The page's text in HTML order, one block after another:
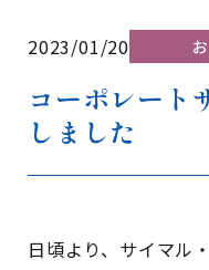
2023/01/20
コーポレート
しました
日頃より、サイマル